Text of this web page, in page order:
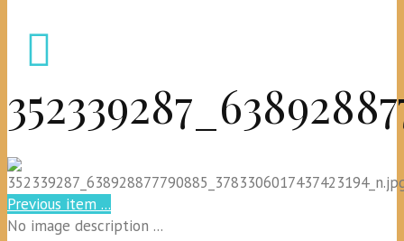
Previous item ...
No image description ...